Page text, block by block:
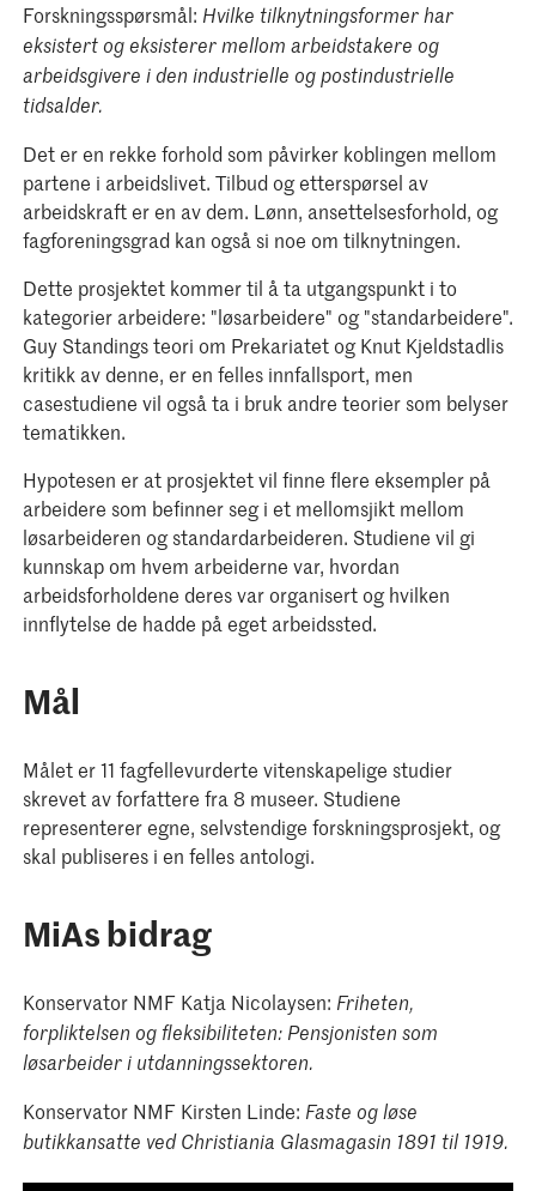
Forskningsspørsmål: Hvilke tilknytningsformer har
eksistert og eksisterer mellom arbeidstakere og
arbeidsgivere i den industrielle og postindustrielle
tidsalder.
Det er en rekke forhold som påvirker koblingen mellom
partene i arbeidslivet. Tilbud og etterspørsel av
arbeidskraft er en av dem. Lønn, ansettelsesforhold, og
fagforeningsgrad kan også si noe om tilknytningen.
Dette prosjektet kommer til å ta utgangspunkt i to
kategorier arbeidere: "løsarbeidere" og "standarbeidere".
Guy Standings teori om Prekariatet og Knut Kjeldstadlis
kritikk av denne, er en felles innfallsport, men
casestudiene vil også ta i bruk andre teorier som belyser
tematikken.
Hypotesen er at prosjektet vil finne flere eksempler på
arbeidere som befinner seg i et mellomsjikt mellom
løsarbeideren og standardarbeideren. Studiene vil gi
kunnskap om hvem arbeiderne var, hvordan
arbeidsforholdene deres var organisert og hvilken
innflytelse de hadde på eget arbeidssted.
Mål
Målet er 11 fagfellevurderte vitenskapelige studier
skrevet av forfattere fra 8 museer. Studiene
representerer egne, selvstendige forskningsprosjekt, og
skal publiseres i en felles antologi.
MiAs bidrag
Konservator NMF Katja Nicolaysen: Friheten,
forpliktelsen og fleksibiliteten: Pensjonisten som
løsarbeider i utdanningssektoren.
Konservator NMF Kirsten Linde: Faste og løse
butikkansatte ved Christiania Glasmagasin 1891 til 1919.​